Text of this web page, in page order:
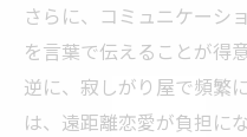
さらに、コミュニケーシ
を言葉で伝えることが得
逆に、寂しがり屋で頻繁
は、遠距離恋愛が負担に